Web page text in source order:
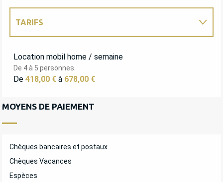
TARIFS
Location mobil home / semaine
De 4 à 5 personnes.
De 418,00 € à 678,00 €
MOYENS DE PAIEMENT
Chèques bancaires et postaux
Chèques Vacances
Espèces